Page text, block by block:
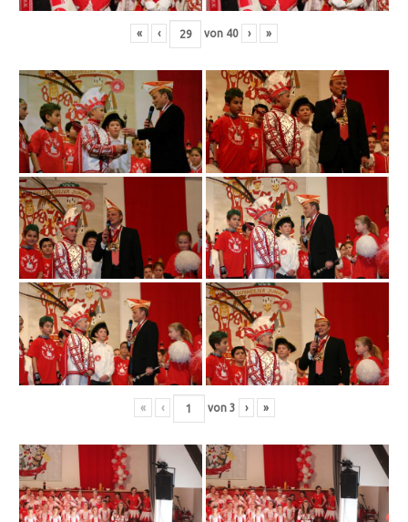
« ‹ von 40 › »
« ‹ von 3 › »